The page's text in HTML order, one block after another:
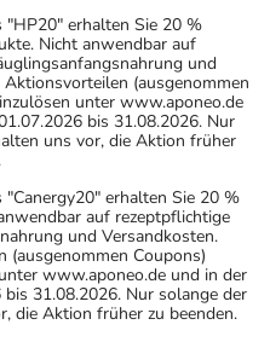
"HP20" erhalten Sie 20 %
Nicht anwendbar auf
und
(ausgenommen
unter www.aponeo.de
bis 31.08.2026. Nur
uns vor, die Aktion früher
erhalten Sie 20 %
auf rezeptpflichtige
und Versandkosten.
(ausgenommen Coupons)
www.aponeo.de und in der
31.08.2026. Nur solange der
die Aktion früher zu beenden.